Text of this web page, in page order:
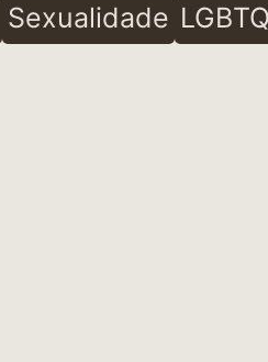
Sexualidade